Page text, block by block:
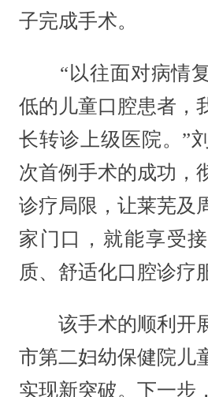
子完成手术。
“以往面对病情复
低的儿童口腔患者，
长转诊上级医院。”
次首例手术的成功，
诊疗局限，让莱芜及
家门口，就能享受
质、舒适化口腔诊疗
该手术的顺利开
市第二妇幼保健院儿
实现新突破。下一步